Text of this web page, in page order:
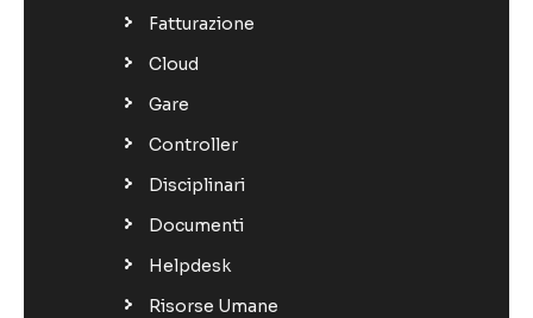
Fatturazione
Cloud
Gare
Controller
Disciplinari
Documenti
Helpdesk
Risorse Umane